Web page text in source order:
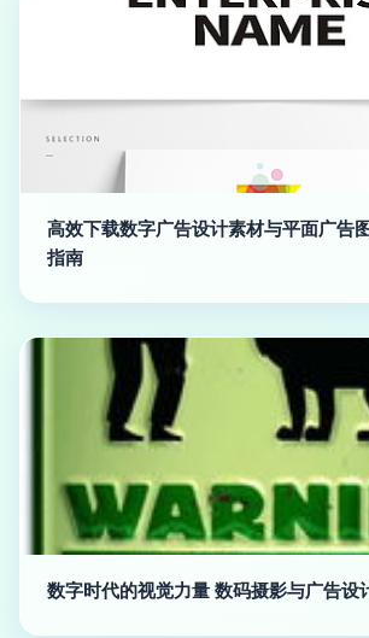
高效下载数字广告设计素材与平面广告
指南
数字时代的视觉力量 数码摄影与广告设